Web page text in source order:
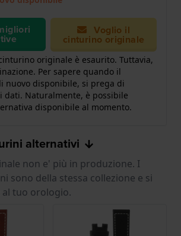
Voglio il
cinturino originale
originale è esaurito. Tuttavia,
Per sapere quando il
nuovo disponibile, si prega di
dati. Naturalmente, è possibile
disponibile al momento.
alternativi
non e' più in produzione. I
sono della stessa collezione e si
tuo orologio.